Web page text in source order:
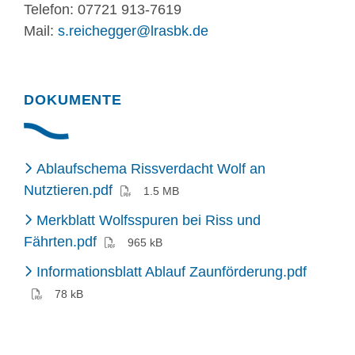
Telefon: 07721 913-7619
Mail: s.reichegger@lrasbk.de
DOKUMENTE
Ablaufschema Rissverdacht Wolf an
Nutztieren.pdf(PDF)1.5 MB
Merkblatt Wolfsspuren bei Riss und
Fährten.pdf(PDF)965 kB
Informationsblatt Ablauf Zaunförderung.pdf(PDF)
78 kB